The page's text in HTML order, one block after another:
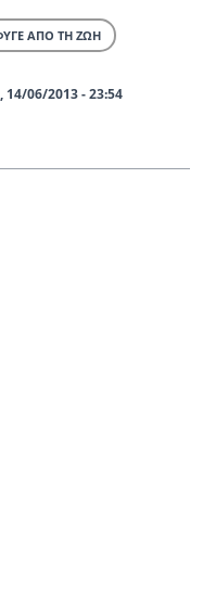
ΑΠΟ ΤΗ ΖΩΗ
06/2013 - 23:54